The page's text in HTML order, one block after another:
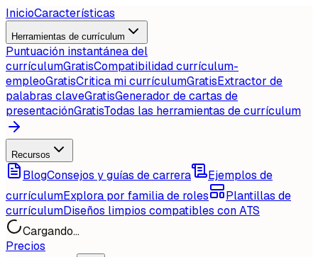
InicioCaracterísticas
Herramientas de currículum
Puntuación instantánea del
currículumGratisCompatibilidad currículum-
empleoGratisCritica mi currículumGratisExtractor de
palabras claveGratisGenerador de cartas de
presentaciónGratisTodas las herramientas de currículum
Recursos
BlogConsejos y guías de carrera
Ejemplos de
currículumExplora por familia de roles
Plantillas de
currículumDiseños limpios compatibles con ATS
Cargando...
Precios